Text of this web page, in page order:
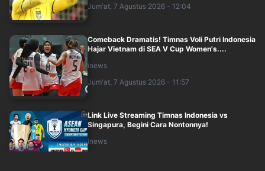
Jum'at, 7 Agustus 2026 - 12:04
Comeback Dramatis! Timnas Voli Putri Indonesia
Hajar Vietnam di SEA V Cup Women's....
inews
Jum'at, 7 Agustus 2026 - 11:57
Link Live Streaming Timnas Indonesia vs
Singapura, Begini Cara Nontonnya!
inews